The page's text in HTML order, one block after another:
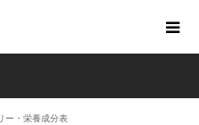
ー・栄養成分表